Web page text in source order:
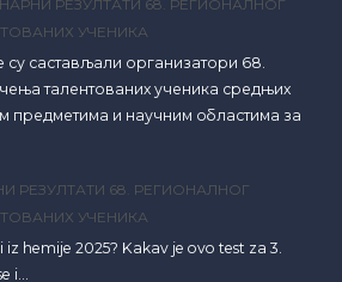
РЕЗУЛТАТИ 68. РЕГИОНАЛНОГ
УЧЕНИКА
су састављали организатори 68.
талентованих ученика средњих
предметима и научним областима за
РЕЗУЛТАТИ 68. РЕГИОНАЛНОГ
УЧЕНИКА
hemije 2025? Kakav je ovo test za 3.
i…